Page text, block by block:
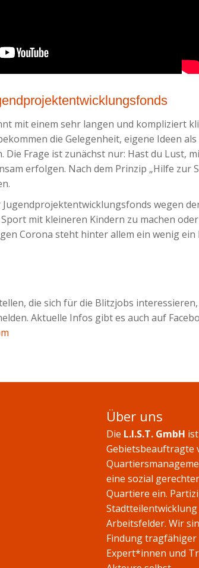
mit einem sehr langen und kompliziert
die Gelegenheit, eigene Ideen
Frage ist zunächst nur: Hast du Lust,
erfolgen. Nach dem Prinzip „Hilfe
wegen
mit kleineren Kindern zu machen
Corona steht hinter allem ein wenig
die sich für die Blitzjobs
Aktuelle Infos gibt es auch auf
Über uns
Die L.I.S.T. GmbH
Gebietsbeauftragte
eine sozial
Quartiere ein.
Arbeitsfelder. Wir
Findung tragfähiger
Expert*innen und